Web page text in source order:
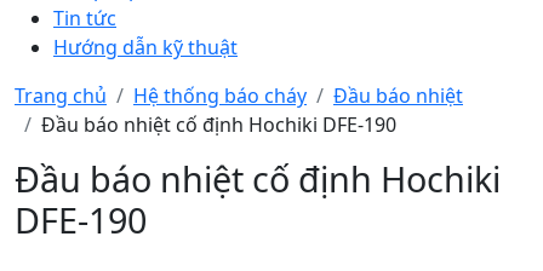
Tin tức
Hướng dẫn kỹ thuật
Trang chủ
Hệ thống báo cháy
Đầu báo nhiệt
Đầu báo nhiệt cố định Hochiki DFE-190
Đầu báo nhiệt cố định Hochiki
DFE-190